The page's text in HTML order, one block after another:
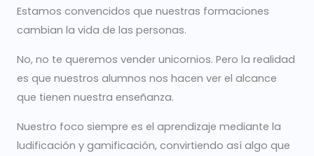
Estamos convencidos que nuestras formaciones
cambian la vida de las personas.
No, no te queremos vender unicornios. Pero la realidad
es que nuestros alumnos nos hacen ver el alcance
que tienen nuestra enseñanza.
Nuestro foco siempre es el aprendizaje mediante la
ludificación y gamificación, convirtiendo así algo que